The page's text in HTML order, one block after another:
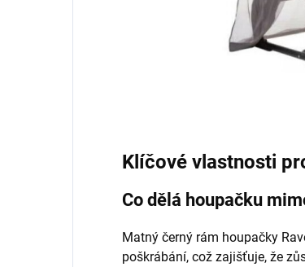
Klíčové vlastnosti
Co dělá houpačku
Matný černý rám houpačky
poškrábání, což zajišťuje, že